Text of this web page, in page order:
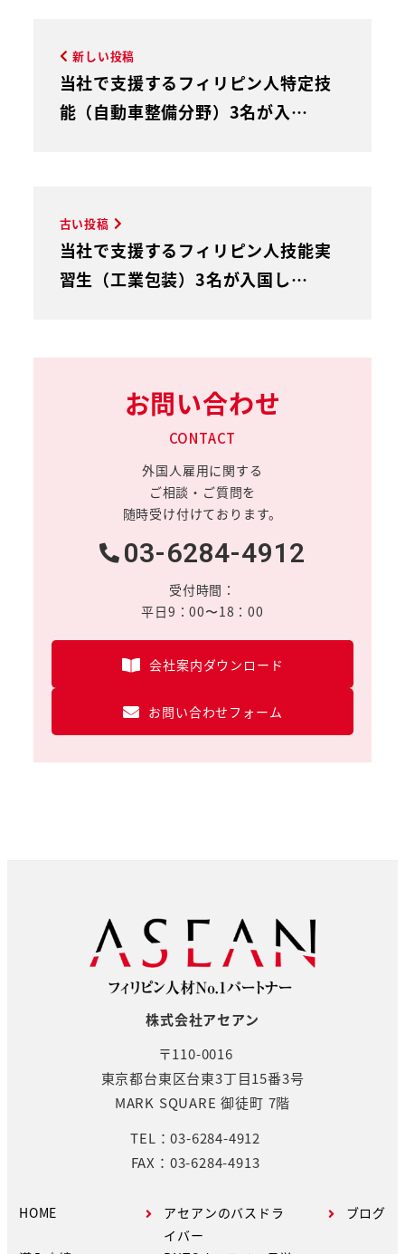
古い投稿
当社で支援するフィリピン人技能実
習生（工業包装）3名が入国し…
新しい投稿
当社で支援するフィリピン人特定技
能（自動車整備分野）3名が入…
お問い合わせ
CONTACT
外国人雇用に関する
ご相談・ご質問を
随時受け付けております。
03-6284-4912
受付時間：
平日9：00〜18：00
会社案内ダウンロード
お問い合わせフォーム
株式会社アセアン
〒110-0016
東京都台東区台東3丁目15番3号
MARK SQUARE 御徒町 7階
TEL：03-6284-4912
FAX：03-6284-4913
HOME
アセアンのバスドラ
イバー
ブログ